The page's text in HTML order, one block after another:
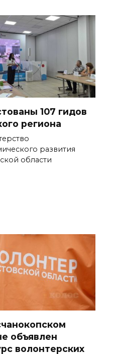
107 гидов
региона
развития
области
объявлен
волонтерских